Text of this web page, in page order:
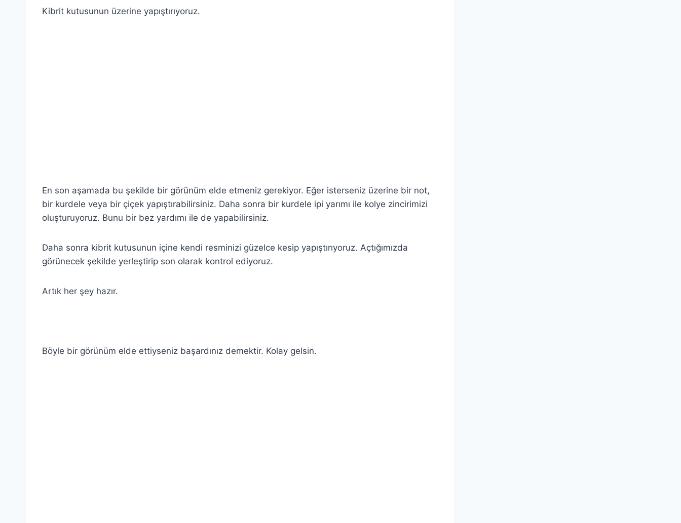
Kibrit kutusunun üzerine yapıştırıyoruz.
En son aşamada bu şekilde bir görünüm elde etmeniz gerekiyor. Eğer isterseniz üzerine bir not,
bir kurdele veya bir çiçek yapıştırabilirsiniz. Daha sonra bir kurdele ipi yarımı ile kolye zincirimizi
oluşturuyoruz. Bunu bir bez yardımı ile de yapabilirsiniz.
Daha sonra kibrit kutusunun içine kendi resminizi güzelce kesip yapıştırıyoruz. Açtığımızda
görünecek şekilde yerleştirip son olarak kontrol ediyoruz.
Artık her şey hazır.
Böyle bir görünüm elde ettiyseniz başardınız demektir. Kolay gelsin.